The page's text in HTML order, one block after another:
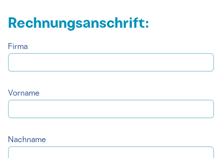
Rechnungsanschrift:
Firma
Vorname
Nachname